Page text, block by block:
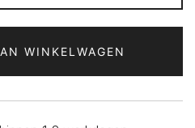
WINKELWAGEN